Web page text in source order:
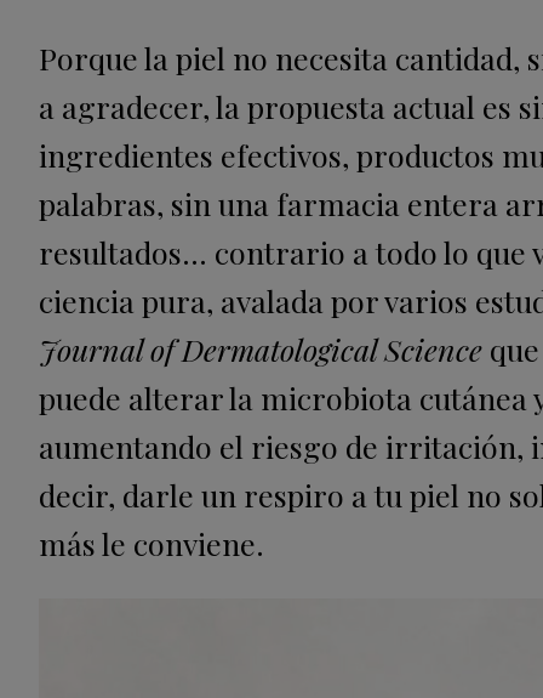
Porque la piel no necesita cantidad,
a agradecer, la propuesta actual es
ingredientes efectivos, productos
palabras, sin una farmacia entera
resultados… contrario a todo lo que
ciencia pura, avalada por varios
Journal of Dermatological Science
puede alterar la microbiota
aumentando el riesgo de irritación,
decir, darle un respiro a tu piel no
más le conviene.